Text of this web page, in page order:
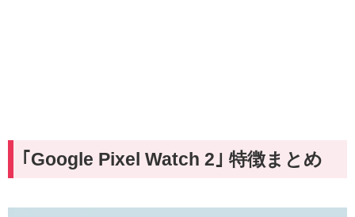
｢Google Pixel Watch 2｣ 特徴まとめ